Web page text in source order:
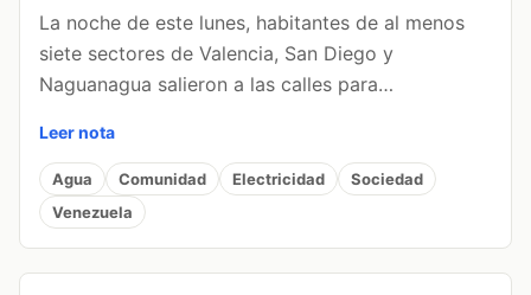
La noche de este lunes, habitantes de al menos
siete sectores de Valencia, San Diego y
Naguanagua salieron a las calles para…
Leer nota
Agua Comunidad Electricidad
Sociedad
Venezuela